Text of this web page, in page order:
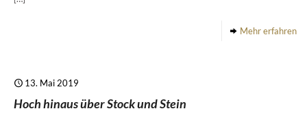
Mehr erfahren
13. Mai 2019
Hoch hinaus über Stock und Stein